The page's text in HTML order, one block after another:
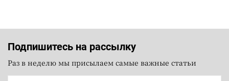
Подпишитесь на рассылку
Раз в неделю мы присылаем самые важные статьи